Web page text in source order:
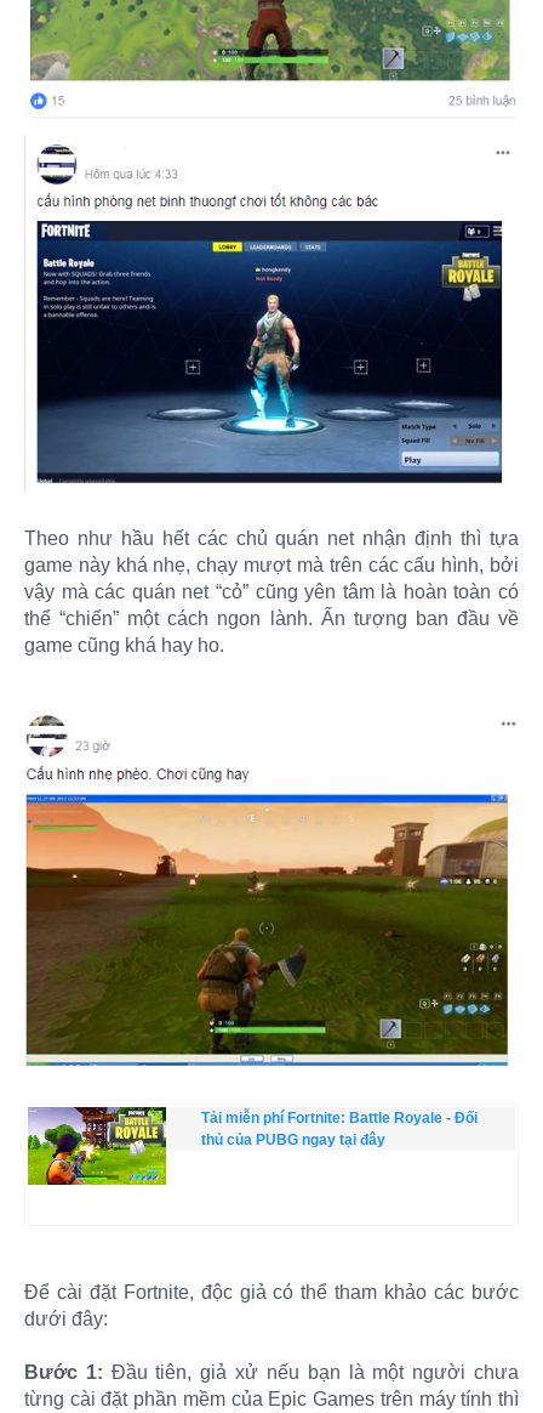
Theo như hầu hết các chủ quán net nhận định thì tựa
game này khá nhẹ, chạy mượt mà trên các cấu hình, bởi
vậy mà các quán net “cỏ” cũng yên tâm là hoàn toàn có
thể “chiến” một cách ngon lành. Ấn tượng ban đầu về
game cũng khá hay ho.
Tải miễn phí Fortnite: Battle Royale - Đối
thủ của PUBG ngay tại đây
Để cài đặt Fortnite, độc giả có thể tham khảo các bước
dưới đây:
Bước 1: Đầu tiên, giả xử nếu bạn là một người chưa
từng cài đặt phần mềm của Epic Games trên máy tính thì